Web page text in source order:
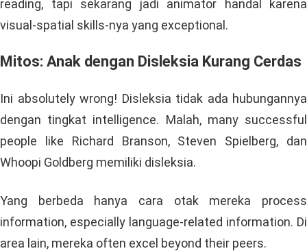
reading, tapi sekarang jadi animator handal karena
visual-spatial skills-nya yang exceptional.
Mitos: Anak dengan Disleksia Kurang Cerdas
Ini absolutely wrong! Disleksia tidak ada hubungannya
dengan tingkat intelligence. Malah, many successful
people like Richard Branson, Steven Spielberg, dan
Whoopi Goldberg memiliki disleksia.
Yang berbeda hanya cara otak mereka process
information, especially language-related information. Di
area lain, mereka often excel beyond their peers.